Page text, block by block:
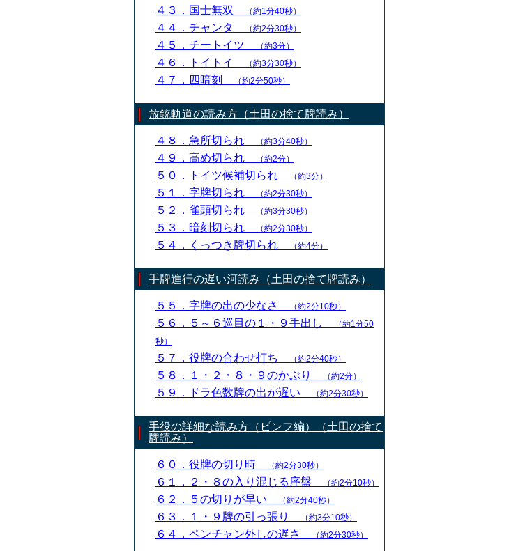
４３．国士無双 （約1分40秒）
４４．チャンタ （約2分30秒）
４５．チートイツ （約3分）
４６．トイトイ （約3分30秒）
４７．四暗刻 （約2分50秒）
放銃軌道の読み方（土田の捨て牌読み）
４８．急所切られ （約3分40秒）
４９．高め切られ （約2分）
５０．トイツ候補切られ （約3分）
５１．字牌切られ （約2分30秒）
５２．雀頭切られ （約3分30秒）
５３．暗刻切られ （約2分30秒）
５４．くっつき牌切られ （約4分）
手牌進行の遅い河読み（土田の捨て牌読み）
５５．字牌の出の少なさ （約2分10秒）
５６．５～６巡目の１・９手出し
（約1分50
秒）
５７．役牌の合わせ打ち （約2分40秒）
５８．１・２・８・９のかぶり （約2分）
５９．ドラ色数牌の出が遅い （約2分30秒）
手役の詳細な読み方（ピンフ編）（土田の捨て
牌読み）
６０．役牌の切り時 （約2分30秒）
６１．２・８の入り混じる序盤 （約2分10秒）
６２．５の切りが早い （約2分40秒）
６３．１・９牌の引っ張り （約3分10秒）
６４．ペンチャン外しの遅さ （約2分30秒）